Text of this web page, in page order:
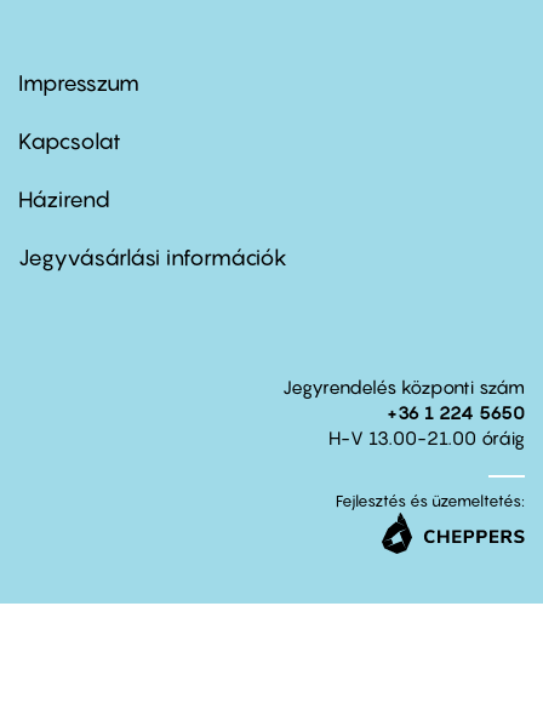
Footer
first
Impresszum
Kapcsolat
Footer
second
Házirend
Jegyvásárlási információk
Jegyrendelés központi szám
+36 1 224 5650
H-V 13.00-21.00 óráig
Fejlesztés és üzemeltetés: